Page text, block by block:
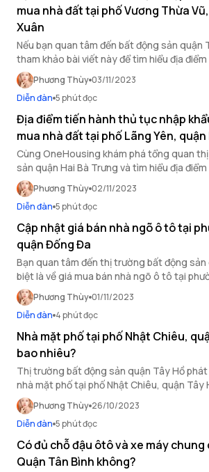
mua nhà đất tại phố Vương Thừa
Xuân
Nếu bạn quan tâm đến bất động sản quận
tham khảo bài viết này để tìm hiểu địa
khẩu tại đây.
Phương Thùy 03/11/2023
Diễn đàn 5 phút đọc
Địa điểm tiến hành thủ tục nhập
mua nhà đất tại phố Lãng Yên, quận
Cùng OneHousing khám phá tổng quan
sản quận Hai Bà Trưng và tìm hiểu địa
khẩu với hộ gia đình mua nhà đất tại phố
Phương Thùy 02/11/2023
Diễn đàn 5 phút đọc
Cập nhật giá bán nhà ngõ ô tô tại
quận Đống Đa
Bạn quan tâm đến thị trường bất động
biệt là về giá mua bán nhà ngõ ô tô tại
cùng OneHousing tìm hiểu thông tin qua
Phương Thùy 01/11/2023
Diễn đàn 4 phút đọc
Nhà mặt phố tại phố Nhật Chiêu,
bao nhiêu?
Thị trường bất động sản quận Tây Hồ
nhà mặt phố tại phố Nhật Chiêu, quận Tây
nhiêu? Cùng tìm hiểu nhé!
Phương Thùy 26/10/2023
Diễn đàn 5 phút đọc
Có đủ chỗ đậu ôtô và xe máy chung
Quận Tân Bình không?